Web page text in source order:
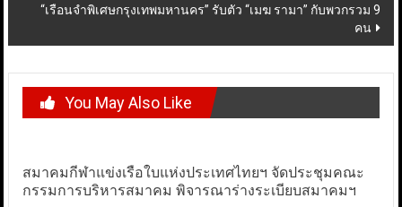
“เรือนจำพิเศษกรุงเทพมหานคร” รับตัว “เมฆ รามา” กับพวกรวม 9
คน
You May Also Like
สมาคมกีฬาแข่งเรือใบแห่งประเทศไทยฯ จัดประชุมคณะ
กรรมการบริหารสมาคม พิจารณาร่างระเบียบสมาคมฯ